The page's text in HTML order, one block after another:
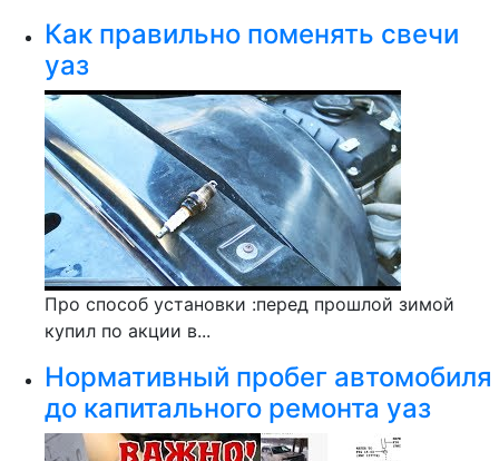
Как правильно поменять свечи
уаз
Про способ установки :перед прошлой зимой
купил по акции в...
Нормативный пробег автомобиля
до капитального ремонта уаз